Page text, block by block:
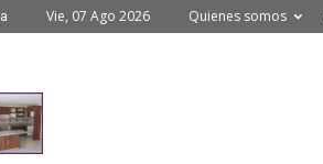
Vie, 07 Ago 2026 Quienes somos